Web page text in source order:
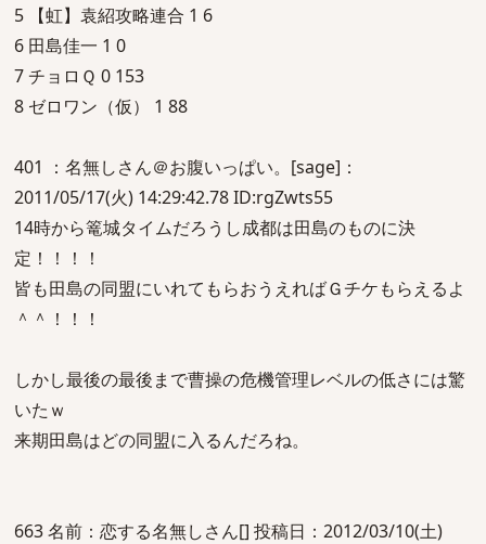
5 【虹】袁紹攻略連合 1 6
6 田島佳一 1 0
7 チョロＱ 0 153
8 ゼロワン（仮） 1 88
401 ：名無しさん＠お腹いっぱい。[sage]：
2011/05/17(火) 14:29:42.78 ID:rgZwts55
14時から篭城タイムだろうし成都は田島のものに決
定！！！！
皆も田島の同盟にいれてもらおうえればＧチケもらえるよ
＾＾！！！
しかし最後の最後まで曹操の危機管理レベルの低さには驚
いたｗ
来期田島はどの同盟に入るんだろね。
663 名前：恋する名無しさん[] 投稿日：2012/03/10(土)